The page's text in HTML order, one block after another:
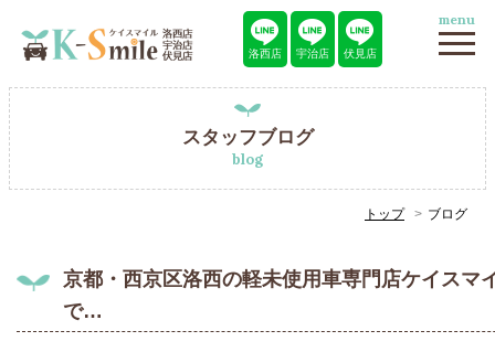
洛西店 宇治店 伏見店
menu
スタッフブログ
blog
トップ ブログ
京都・西京区洛西の軽未使用車専門店ケイスマ
で…